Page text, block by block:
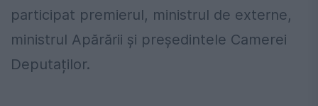
participat premierul, ministrul de externe,
ministrul Apărării și președintele Camerei
Deputaților.